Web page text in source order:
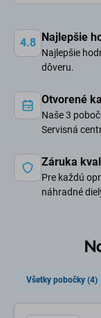
4.8 Najlepšie
Najlepšie
dôveru.
Otvorené
Naše 3
Servisná
Záruka
Pre každú
náhradné
Všetky pobočky (4)